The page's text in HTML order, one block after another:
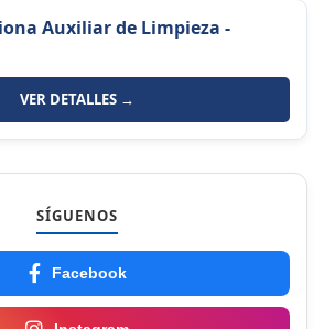
Auxiliar de Limpieza -
VER DETALLES →
SÍGUENOS
Facebook